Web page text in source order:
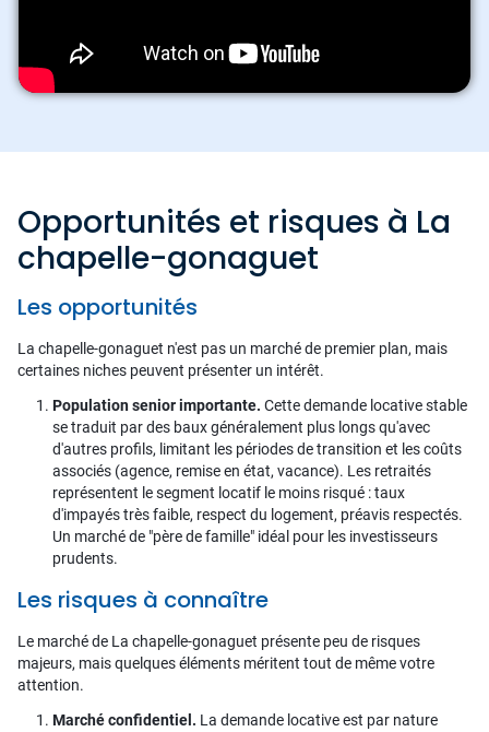
Opportunités et risques à La
chapelle-gonaguet
Les opportunités
La chapelle-gonaguet n'est pas un marché de premier plan, mais
certaines niches peuvent présenter un intérêt.
Population senior importante. Cette demande locative stable
se traduit par des baux généralement plus longs qu'avec
d'autres profils, limitant les périodes de transition et les coûts
associés (agence, remise en état, vacance). Les retraités
représentent le segment locatif le moins risqué : taux
d'impayés très faible, respect du logement, préavis respectés.
Un marché de "père de famille" idéal pour les investisseurs
prudents.
Les risques à connaître
Le marché de La chapelle-gonaguet présente peu de risques
majeurs, mais quelques éléments méritent tout de même votre
attention.
Marché confidentiel. La demande locative est par nature